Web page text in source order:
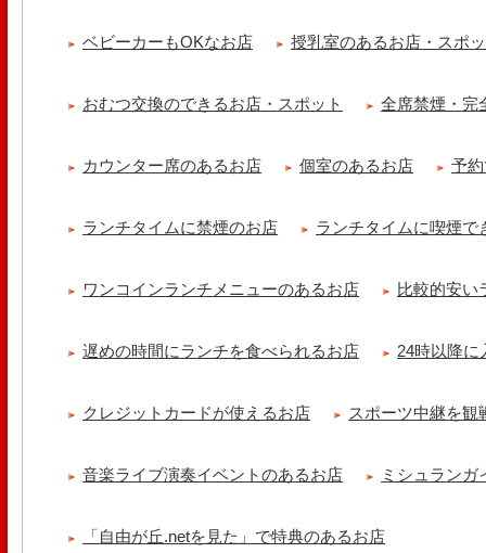
だれ。とろりとした温泉卵..
【 よもぎ蒸しやリラクゼーション専門の顧問契約 】 冷え性改善協会
クゼーション店を専..
ベビーカーもOKなお店 授乳室のあるお店・スポ
おむつ交換のできるお店・スポット 全席禁煙・完
カウンター席のあるお店 個室のあるお店 予
ランチタイムに禁煙のお店 ランチタイムに喫煙で
ワンコインランチメニューのあるお店 比較的安い
遅めの時間にランチを食べられるお店 24時以降に
クレジットカードが使えるお店 スポーツ中継を観
音楽ライブ演奏イベントのあるお店 ミシュランガ
「自由が丘.netを見た」で特典のあるお店